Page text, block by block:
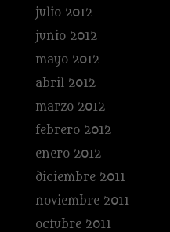
julio 2012
junio 2012
mayo 2012
abril 2012
marzo 2012
febrero 2012
enero 2012
diciembre 2011
noviembre 2011
octubre 2011